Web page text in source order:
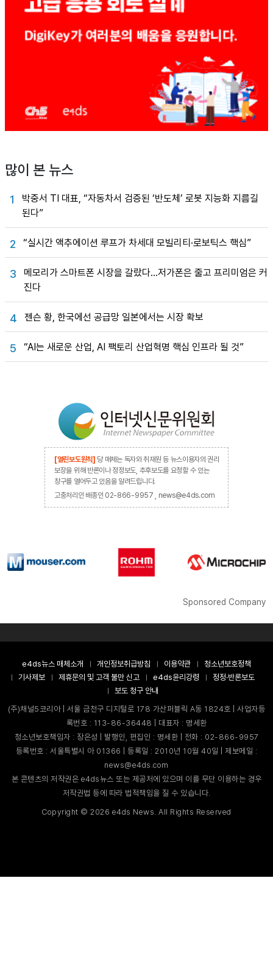
많이 본 뉴스
1
박중서 TI 대표, “자동차서 검증된 ‘반도체’ 로봇 지능화 지름길
된다”
2 “실시간 액추에이션 루프가 차세대 모빌리티·로보틱스 핵심”
3
메모리가 스마트폰 시장을 갈랐다…저가폰은 줄고 프리미엄은 커
진다
4 젠슨 황, 한국에선 공급망 일본에서는 시장 확보
5 “AI는 새로운 산업, AI 팩토리 산업혁명 핵심 인프라 될 것”
[열린보도원칙] 당 매체는 독자와 취재원 등 뉴스이용자의 권리
보장을 위해 반론이나 정정보도, 추후보도를 요청할 수 있는
창구를 열어두고 있음을 알려드립니다.
고충처리인 배종인 02-866-9957 , news@e4ds.com
Sponsored Company
e4ds뉴스 매체소개 개인정보취급방침 이용약관
청소년보호정책
기사제보
제휴문의 및 고객 불만 신고 e4ds윤리강령
정정·반론보도
보도 청구 안내
(주)채널5코리아 | 서울 금천구 디지털로 178 가산퍼블릭 A동 1824호 | 사업자등
록번호 : 113-86-36448 | 대표자 : 명세환
청소년보호책임자 : 장은성 | 발행인, 편집인 : 명세환 | 전화 : 02-866-9957
등록번호 : 서울특별시 아 01366 | 등록일 : 2010년 10월 40일 | 제보메일 :
news@e4ds.com
본 콘텐츠의 저작권은 e4ds뉴스 또는 제공처에 있으며 이를 무단 이용하는 경우
저작권법 등에 따라 법적책임을 질 수 있습니다.
Copyright ©2026 e4ds News. All Rights Reserved